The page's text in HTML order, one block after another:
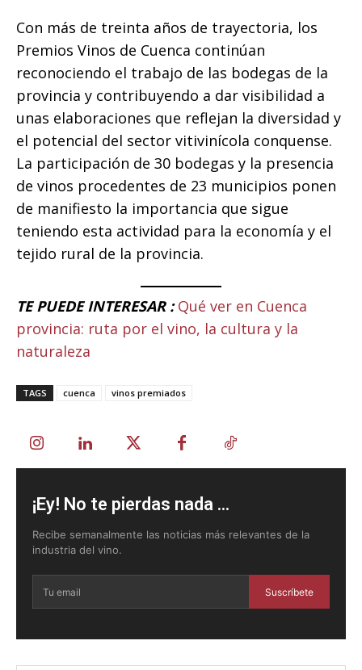
Con más de treinta años de trayectoria, los
Premios Vinos de Cuenca continúan
reconociendo el trabajo de las bodegas de la
provincia y contribuyendo a dar visibilidad a
unas elaboraciones que reflejan la diversidad y
el potencial del sector vitivinícola conquense.
La participación de 30 bodegas y la presencia
de vinos procedentes de 23 municipios ponen
de manifiesto la importancia que sigue
teniendo esta actividad para la economía y el
tejido rural de la provincia.
TE PUEDE INTERESAR : Qué ver en Cuenca
provincia: ruta por el vino, la cultura y la
naturaleza
TAGS cuenca vinos premiados
¡Ey! No te pierdas nada ...
Recibe semanalmente las noticias más relevantes de la
industria del vino.
Suscríbete